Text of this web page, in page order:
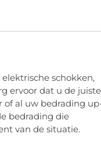
schokken,
ervoor dat u de juiste
of al uw bedrading
bedrading die
van de situatie.